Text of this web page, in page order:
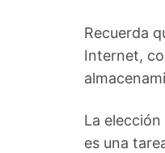
Recuerda
Internet,
La
es una